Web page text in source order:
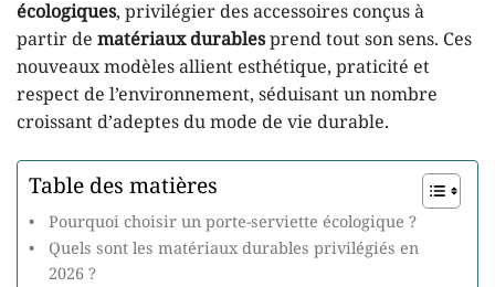
écologiques, privilégier des accessoires conçus à
partir de matériaux durablesprend tout son sens. Ces
nouveaux modèles allient esthétique, praticité et
respect de l’environnement, séduisant un nombre
croissant d’adeptes du mode de vie durable.
Table des matières
Pourquoi choisir un porte-serviette écologique ?
Quels sont les matériaux durables privilégiés en
2026 ?